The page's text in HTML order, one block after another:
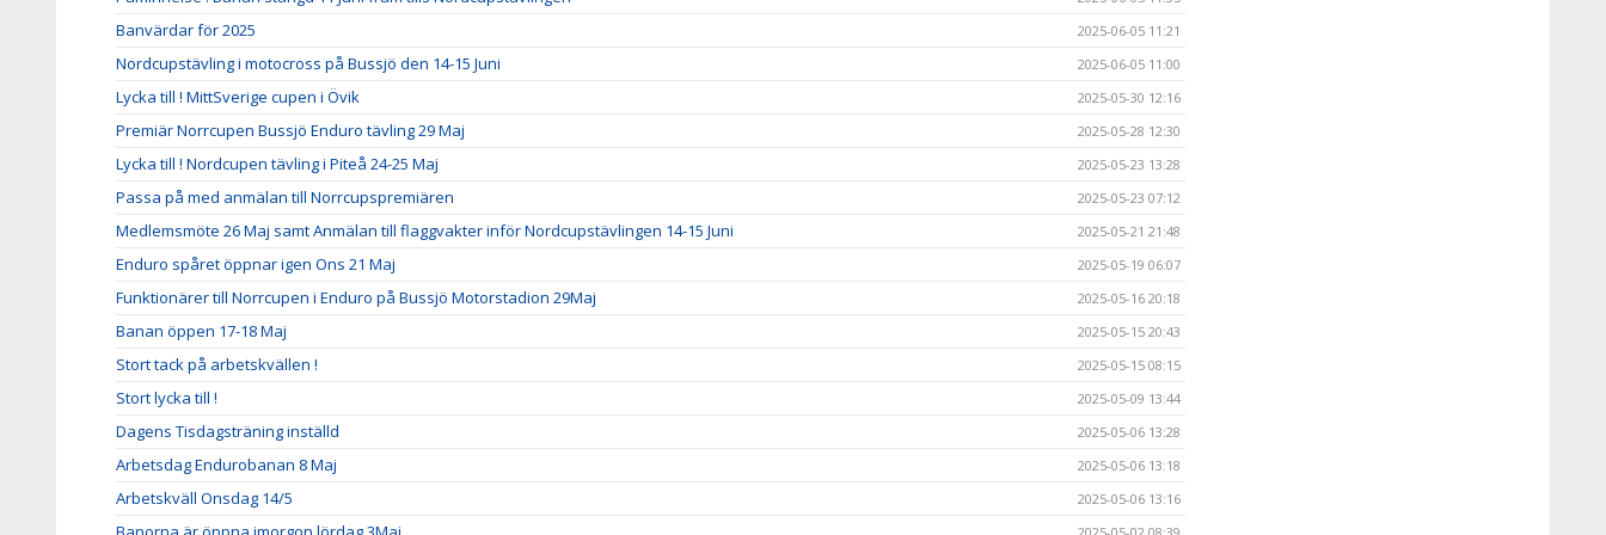
Banvärdar för 2025 2025-06-05 11:21
Nordcupstävling i motocross på Bussjö den 14-15 Juni 2025-06-05 11:00
Lycka till ! MittSverige cupen i Övik 2025-05-30 12:16
Premiär Norrcupen Bussjö Enduro tävling 29 Maj 2025-05-28 12:30
Lycka till ! Nordcupen tävling i Piteå 24-25 Maj 2025-05-23 13:28
Passa på med anmälan till Norrcupspremiären 2025-05-23 07:12
Medlemsmöte 26 Maj samt Anmälan till flaggvakter inför Nordcupstävlingen 14-15 Juni 2025-05-21 21:48
Enduro spåret öppnar igen Ons 21 Maj 2025-05-19 06:07
Funktionärer till Norrcupen i Enduro på Bussjö Motorstadion 29Maj 2025-05-16 20:18
Banan öppen 17-18 Maj 2025-05-15 20:43
Stort tack på arbetskvällen ! 2025-05-15 08:15
Stort lycka till ! 2025-05-09 13:44
Dagens Tisdagsträning inställd 2025-05-06 13:28
Arbetsdag Endurobanan 8 Maj 2025-05-06 13:18
Arbetskväll Onsdag 14/5 2025-05-06 13:16